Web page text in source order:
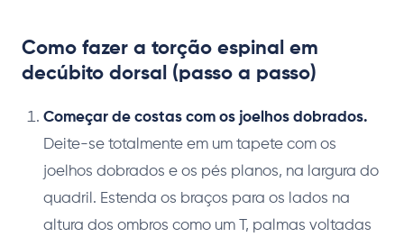
Como fazer a torção espinal em
decúbito dorsal (passo a passo)
Começar de costas com os joelhos dobrados.
Deite-se totalmente em um tapete com os
joelhos dobrados e os pés planos, na largura do
quadril. Estenda os braços para os lados na
altura dos ombros como um T, palmas voltadas